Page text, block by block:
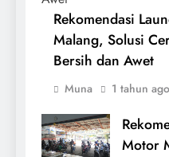
Rekomendasi
Malang, Solusi
Bersih dan Awet
Muna 1 tahun ago
Motor